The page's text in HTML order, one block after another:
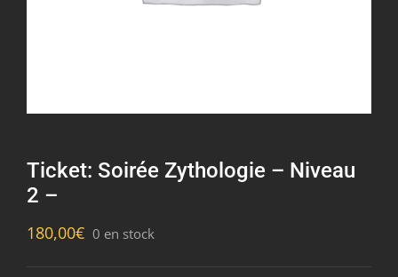
Ticket: Soirée Zythologie – Niveau
2 –
180,00€ 0 en stock